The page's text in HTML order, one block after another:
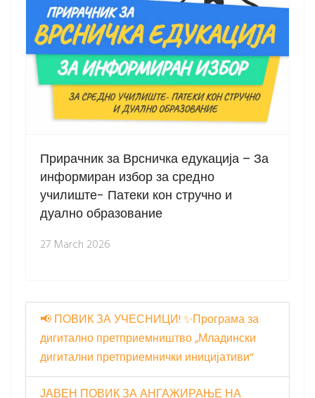
Прирачник за Врсничка едукација – За
информиран избор за средно
училиште- Патеки кон стручно и
дуално образование
27 March 2026
📢 ПОВИК ЗА УЧЕСНИЦИ! ✨Програма за
дигитално претприемништво „Младински
дигитални претприемнички иницијативи“